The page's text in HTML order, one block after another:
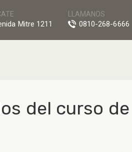
LLAMANOS
0810-268-6666
Mitre 1211
del curso de